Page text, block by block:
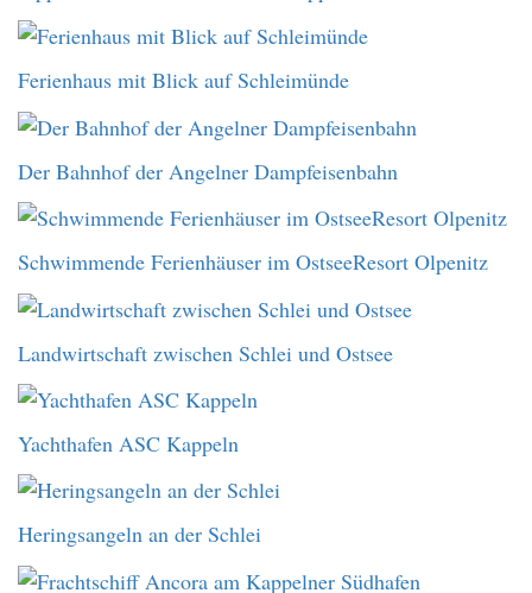
Ferienhaus mit Blick auf Schleimünde
Der Bahnhof der Angelner Dampfeisenbahn
Schwimmende Ferienhäuser im OstseeResort Olpenitz
Landwirtschaft zwischen Schlei und Ostsee
Yachthafen ASC Kappeln
Heringsangeln an der Schlei